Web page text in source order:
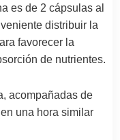
es de 2 cápsulas al
distribuir la
favorecer la
de nutrientes.
acompañadas de
una hora similar